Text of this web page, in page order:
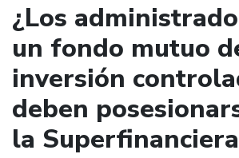
¿Los
un fondo mutuo
inversión
deben
la